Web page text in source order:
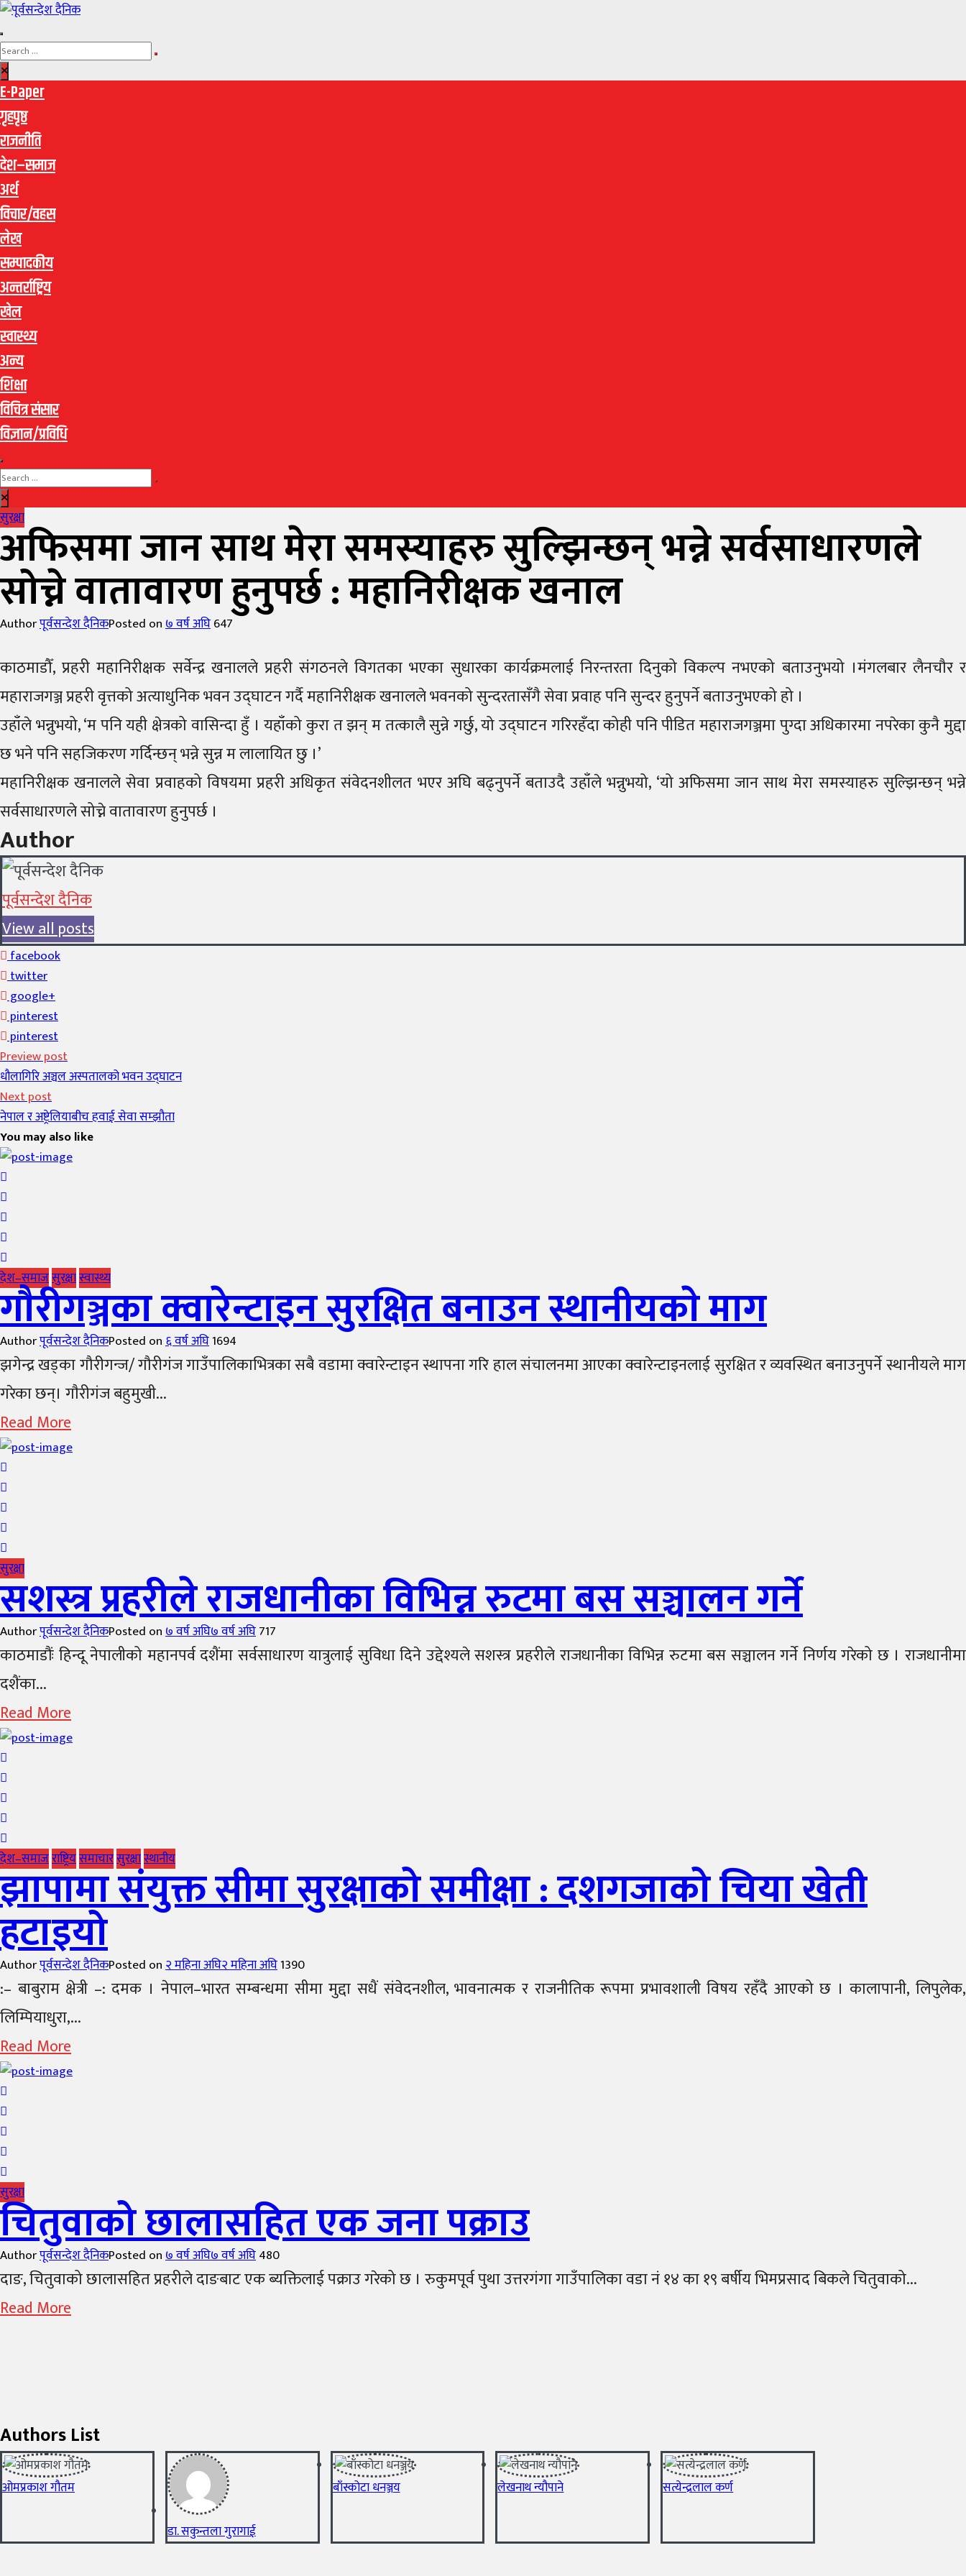
E-Paper
गृहपृष्ठ
राजनीति
देश–समाज
अर्थ
विचार/वहस
लेख
सम्पादकीय
अन्तर्राष्ट्रिय
खेल
स्वास्थ्य
अन्य
शिक्षा
विचित्र संसार
विज्ञान/प्रविधि
सुरक्षा
अफिसमा जान साथ मेरा समस्याहरु सुल्झिन्छन् भन्ने सर्वसाधारणले
सोच्ने वातावारण हुनुपर्छ : महानिरीक्षक खनाल
Authorपूर्वसन्देश दैनिकPosted on७ वर्ष अघि647
काठमाडौँ, प्रहरी महानिरीक्षक सर्वेन्द्र खनालले प्रहरी संगठनले विगतका भएका सुधारका कार्यक्रमलाई निरन्तरता दिनुको विकल्प नभएको बताउनुभयो ।मंगलबार लैनचौर र
महाराजगञ्ज प्रहरी वृत्तको अत्याधुनिक भवन उद्घाटन गर्दै महानिरीक्षक खनालले भवनको सुन्दरतासँगै सेवा प्रवाह पनि सुन्दर हुनुपर्ने बताउनुभएको हो ।
उहाँले भन्नुभयो, ‘म पनि यही क्षेत्रको वासिन्दा हुँ । यहाँको कुरा त झन् म तत्कालै सुन्ने गर्छु, यो उद्घाटन गरिरहँदा कोही पनि पीडित महाराजगञ्जमा पुग्दा अधिकारमा नपरेका कुनै मुद्दा
छ भने पनि सहजिकरण गर्दिन्छन् भन्ने सुन्न म लालायित छु ।’
महानिरीक्षक खनालले सेवा प्रवाहको विषयमा प्रहरी अधिकृत संवेदनशीलत भएर अघि बढ्नुपर्ने बताउदै उहाँले भन्नुभयो, ‘यो अफिसमा जान साथ मेरा समस्याहरु सुल्झिन्छन् भन्ने
सर्वसाधारणले सोच्ने वातावारण हुनुपर्छ ।
Author
पूर्वसन्देश दैनिक
View all posts
facebook
twitter
google+
pinterest
pinterest
Preview post
धौलागिरि अञ्चल अस्पतालको भवन उद्घाटन
Next post
नेपाल र अष्ट्रेलियाबीच हवाई सेवा सम्झौता
You may also like
देश–समाजसुरक्षास्वास्थ्य
गाैरीगञ्जका क्वारेन्टाइन सुरक्षित बनाउन स्थानीयकाे माग
Authorपूर्वसन्देश दैनिकPosted on६ वर्ष अघि1694
झगेन्द्र खड्का गौरीगन्ज/ गौरीगंज गाउँपालिकाभित्रका सबै वडामा क्वारेन्टाइन स्थापना गरि हाल संचालनमा आएका क्वारेन्टाइनलाई सुरक्षित र व्यवस्थित बनाउनुपर्ने स्थानीयले माग
गरेका छन्। गाैरीगंज बहुमुखी...
Read More
सुरक्षा
सशस्त्र प्रहरीले राजधानीका विभिन्न रुटमा बस सञ्चालन गर्ने
Authorपूर्वसन्देश दैनिकPosted on७ वर्ष अघि७ वर्ष अघि717
काठमाडौंः हिन्दू नेपालीको महानपर्व दशैंमा सर्वसाधारण यात्रुलाई सुविधा दिने उद्देश्यले सशस्त्र प्रहरीले राजधानीका विभिन्न रुटमा बस सञ्चालन गर्ने निर्णय गरेको छ । राजधानीमा
दशैंका...
Read More
देश–समाजराष्ट्रियसमाचारसुरक्षास्थानीय
झापामा संयुक्त सीमा सुरक्षाको समीक्षा : दशगजाको चिया खेती
हटाइयो
Authorपूर्वसन्देश दैनिकPosted on२ महिना अघि२ महिना अघि1390
:– बाबुराम क्षेत्री –: दमक । नेपाल–भारत सम्बन्धमा सीमा मुद्दा सधैं संवेदनशील, भावनात्मक र राजनीतिक रूपमा प्रभावशाली विषय रहँदै आएको छ । कालापानी, लिपुलेक,
लिम्पियाधुरा,...
Read More
सुरक्षा
चितुवाको छालासहित एक जना पक्राउ
Authorपूर्वसन्देश दैनिकPosted on७ वर्ष अघि७ वर्ष अघि480
दाङ, चितुवाको छालासहित प्रहरीले दाङबाट एक ब्यक्तिलाई पक्राउ गरेको छ । रुकुमपूर्व पुथा उत्तरगंगा गाउँपालिका वडा नं १४ का १९ बर्षीय भिमप्रसाद बिकले चितुवाको...
Read More
Authors List
ओमप्रकाश गौतम
डा. सकुन्तला गुरागाई
बाँस्कोटा धनञ्जय लेखनाथ न्यौपाने सत्येन्द्रलाल कर्ण